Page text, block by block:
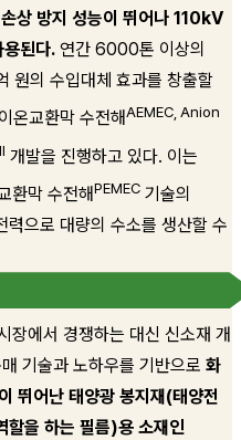
상 방지 성능이 뛰어나 110kV
용된다. 연간 6000톤 이상의
원의 수입대체 효과를 창출할
온교환막 수전해AEMEC, Anion
개발을 진행하고 있다. 이는
환막 수전해PEMEC 기술의
으로 대량의 수소를 생산할 수
장에서 경쟁하는 대신 신소재 개
기술과 노하우를 기반으로 화
뛰어난 태양광 봉지재(태양전
할을 하는 필름)용 소재인